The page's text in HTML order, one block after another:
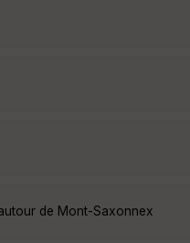
de Mont-Saxonnex